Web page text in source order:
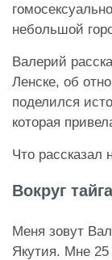
небольшой
Валерий
Ленске, об
поделился
которая
Что
Вокруг
Меня зовут
Якутия. Мне